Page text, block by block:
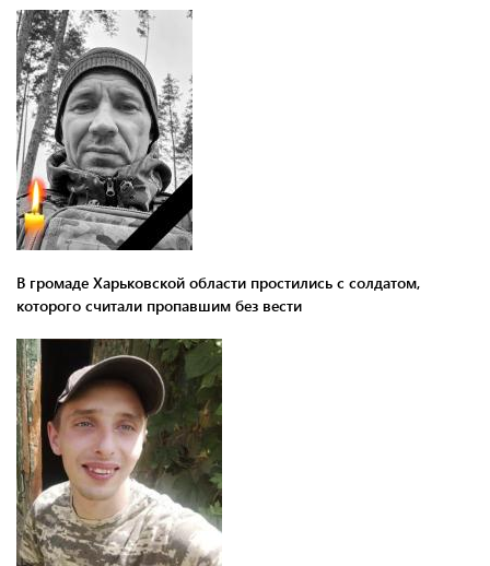
В громаде Харьковской области простились с солдатом,
которого считали пропавшим без вести